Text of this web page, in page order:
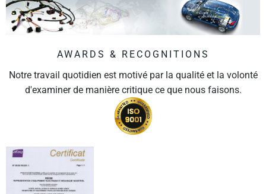
AWARDS & RECOGNITIONS
Notre travail quotidien est motivé par la qualité et la volonté
d'examiner de manière critique ce que nous faisons.